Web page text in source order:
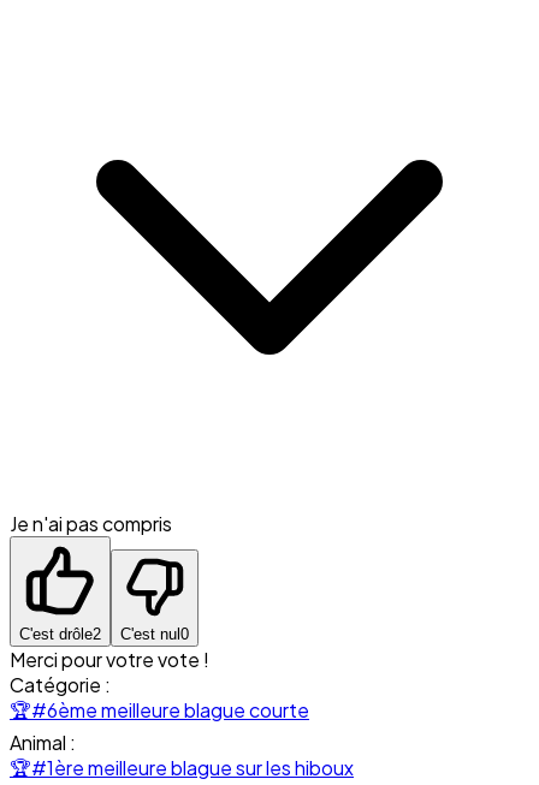
Je n'ai pas compris
C'est drôle2 C'est nul 0
Merci pour votre vote !
Catégorie :
🏆#6ème meilleure blague courte
Animal :
🏆#1ère meilleure blague sur les hiboux